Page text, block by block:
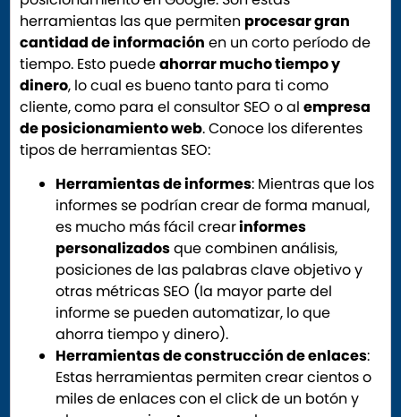
herramientas las que permiten procesar gran
cantidad de información en un corto período de
tiempo. Esto puedeahorrar mucho tiempo y
dinero, lo cual es bueno tanto para ti como
cliente, como para el consultor SEO o alempresa
de posicionamiento web. Conoce los diferentes
tipos de herramientas SEO:
Herramientas de informes: Mientras que los
informes se podrían crear de forma manual,
es mucho más fácil crearinformes
personalizadosque combinen análisis,
posiciones de las palabras clave objetivo y
otras métricas SEO (la mayor parte del
informe se pueden automatizar, lo que
ahorra tiempo y dinero).
Herramientas de construcción de enlaces:
Estas herramientas permiten crear cientos o
miles de enlaces con el click de un botón y